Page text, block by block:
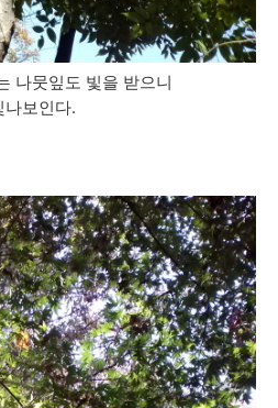
나뭇잎도 빛을 받으니
나보인다.